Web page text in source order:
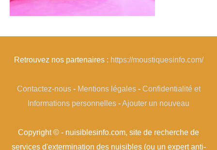
Retrouvez nos partenaires : https://moustiquesinfo.com/
Contactez-nous- Mentions légales- Confidentialité et
Informations personnelles -Ajouter un nouveau
Copyright © - nuisiblesinfo.com, site de recherche de
services d'extermination des nuisibles (ou un expert anti-